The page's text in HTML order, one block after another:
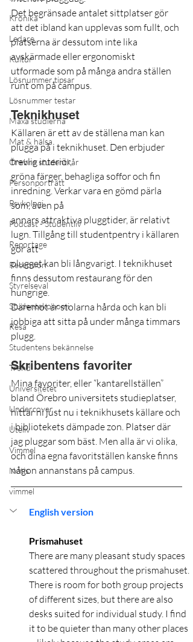
Krönika
Ledare
Kultur
Lösnummer tipsar
Lösnummer testar
Maxa studierna
Mat & hälsa
Örebro studentkår
Personporträtt
Psykologi
Podcast - Studentliv
Reportage
Recension
Styrelseval
Studentekonomi
Resa
Studentens bekännelse
Trend
Universitetet
Undercover
Uteliv
Vimmel
Notis
vimmel
Det begränsade antalet sittplatser gör
att det ibland kan upplevas som fullt, och
platserna är dessutom inte lika
avskärmade eller ergonomiskt
utformade som på många andra ställen
runt om på campus.
Teknikhuset
Källaren är ett av de ställena man kan
plugga på i teknikhuset. Den erbjuder
trevlig interiör,
gröna färger, behagliga soffor och fin
inredning. Verkar vara en gömd pärla
som, även på
annars attraktiva pluggtider, är relativt
lugn. Tillgång till studentpentry i källaren
gör att
plugget kan bli långvarigt. I teknikhuset
finns dessutom restaurang för den
hungrige.
Däremot är stolarna hårda och kan bli
jobbiga att sitta på under många timmars
plugg.
Skribentens favoriter
Mina favoriter, eller “kantarellställen”
bland Örebro universitets studieplatser,
hittar ni just nu i teknikhusets källare och
i bibliotekets dämpade zon. Platser där
jag pluggar som bäst. Men alla är vi olika,
och dina egna favoritställen kanske finns
någon annanstans på campus.
English version
Prismahuset
There are many pleasant study spaces
scattered throughout the prismahuset.
There is room for both group projects
of different sizes, but there are also
desks suited for individual study. I find
it to be quieter than many other places